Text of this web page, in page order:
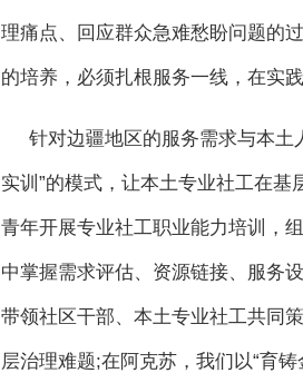
理痛点、回应群众急难愁盼问题的
的培养，必须扎根服务一线，在实
针对边疆地区的服务需求与本土
实训”的模式，让本土专业社工在
青年开展专业社工职业能力培训，
中掌握需求评估、资源链接、服务
带领社区干部、本土专业社工共同
层治理难题;在阿克苏，我们以“育